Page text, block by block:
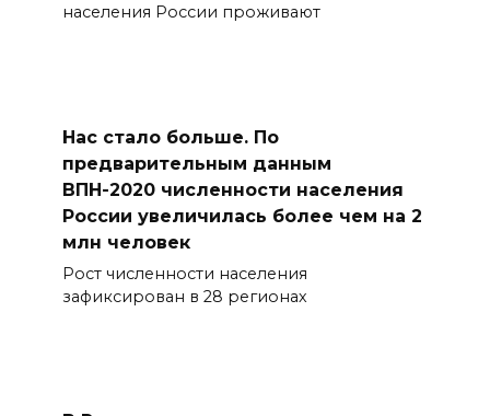
населения России проживают
Нас стало больше. По
предварительным данным
ВПН-2020 численности населения
России увеличилась более чем на 2
млн человек
Рост численности населения
зафиксирован в 28 регионах